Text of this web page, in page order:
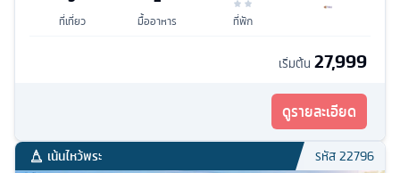
ที่เที่ยว มื้ออาหาร ที่พัก
เริ่มต้น 27,999
ดูรายละเอียด
เน้นไหว้พระ รหัส22796